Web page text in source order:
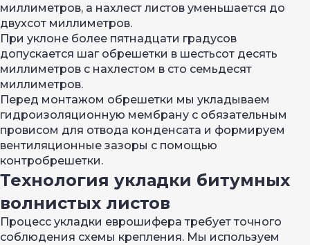
миллиметров, а нахлест листов уменьшается до
двухсот миллиметров.
При уклоне более пятнадцати градусов
допускается шаг обрешетки в шестьсот десять
миллиметров с нахлестом в сто семьдесят
миллиметров.
Перед монтажом обрешетки мы укладываем
гидроизоляционную мембрану с обязательным
провисом для отвода конденсата и формируем
вентиляционные зазоры с помощью
контробрешетки.
Технология укладки битумных
волнистых листов
Процесс укладки еврошифера требует точного
соблюдения схемы крепления. Мы используем